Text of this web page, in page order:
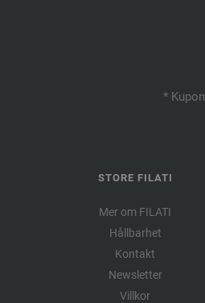
*
STORE FILATI
Mer om FILATI
Hållbarhet
Kontakt
Newsletter
Villkor